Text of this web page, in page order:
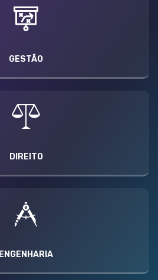
GESTÃO
DIREITO
ENGENHARIA